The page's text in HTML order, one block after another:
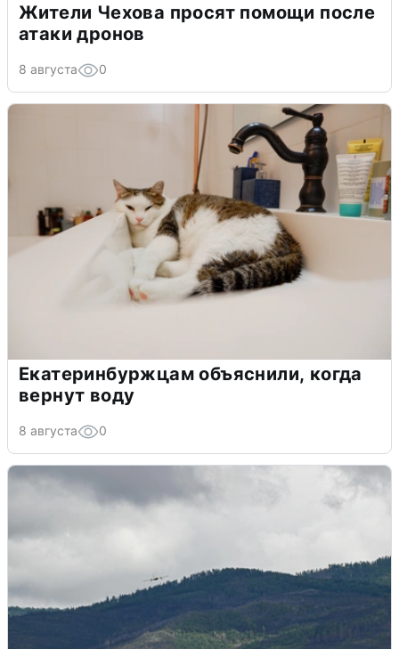
Жители Чехова просят помощи после
атаки дронов
8 августа 0
Екатеринбуржцам объяснили, когда
вернут воду
8 августа 0